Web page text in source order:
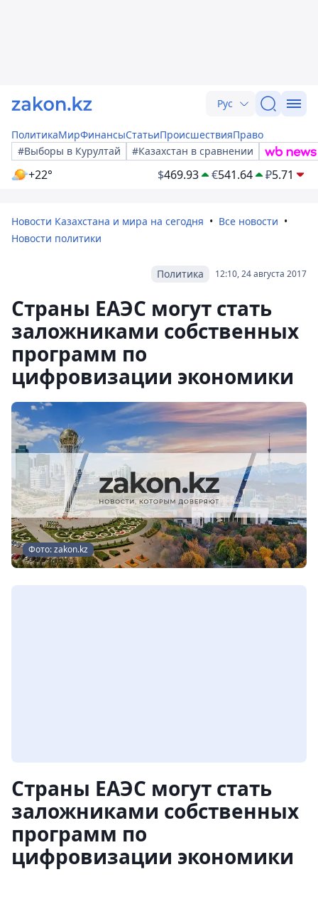
Рус
ПолитикаМирФинансыСтатьиПроисшествияПраво
#Выборы в Курултай
#Казахстан в сравнении
+22° $469.93 €541.64 ₽5.71
Новости Казахстана и мира на сегодня
Все новости
Новости политики
12:10, 24 августа 2017
Политика
Страны ЕАЭС могут стать
заложниками собственных
программ по
цифровизации экономики
Фото: zakon.kz
Страны ЕАЭС могут стать
заложниками собственных
программ по
цифровизации экономики